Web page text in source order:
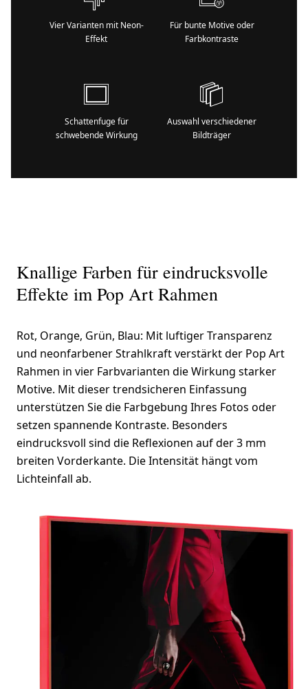
Vier Varianten mit Neon-
Effekt
Für bunte Motive oder
Farbkontraste
Schattenfuge für
schwebende Wirkung
Auswahl verschiedener
Bildträger
Knallige Farben für eindrucksvolle
Effekte im Pop Art Rahmen
Rot, Orange, Grün, Blau: Mit luftiger Transparenz
und neonfarbener Strahlkraft verstärkt der Pop Art
Rahmen in vier Farbvarianten die Wirkung starker
Motive. Mit dieser trendsicheren Einfassung
unterstützen Sie die Farbgebung Ihres Fotos oder
setzen spannende Kontraste. Besonders
eindrucksvoll sind die Reflexionen auf der 3 mm
breiten Vorderkante. Die Intensität hängt vom
Lichteinfall ab.